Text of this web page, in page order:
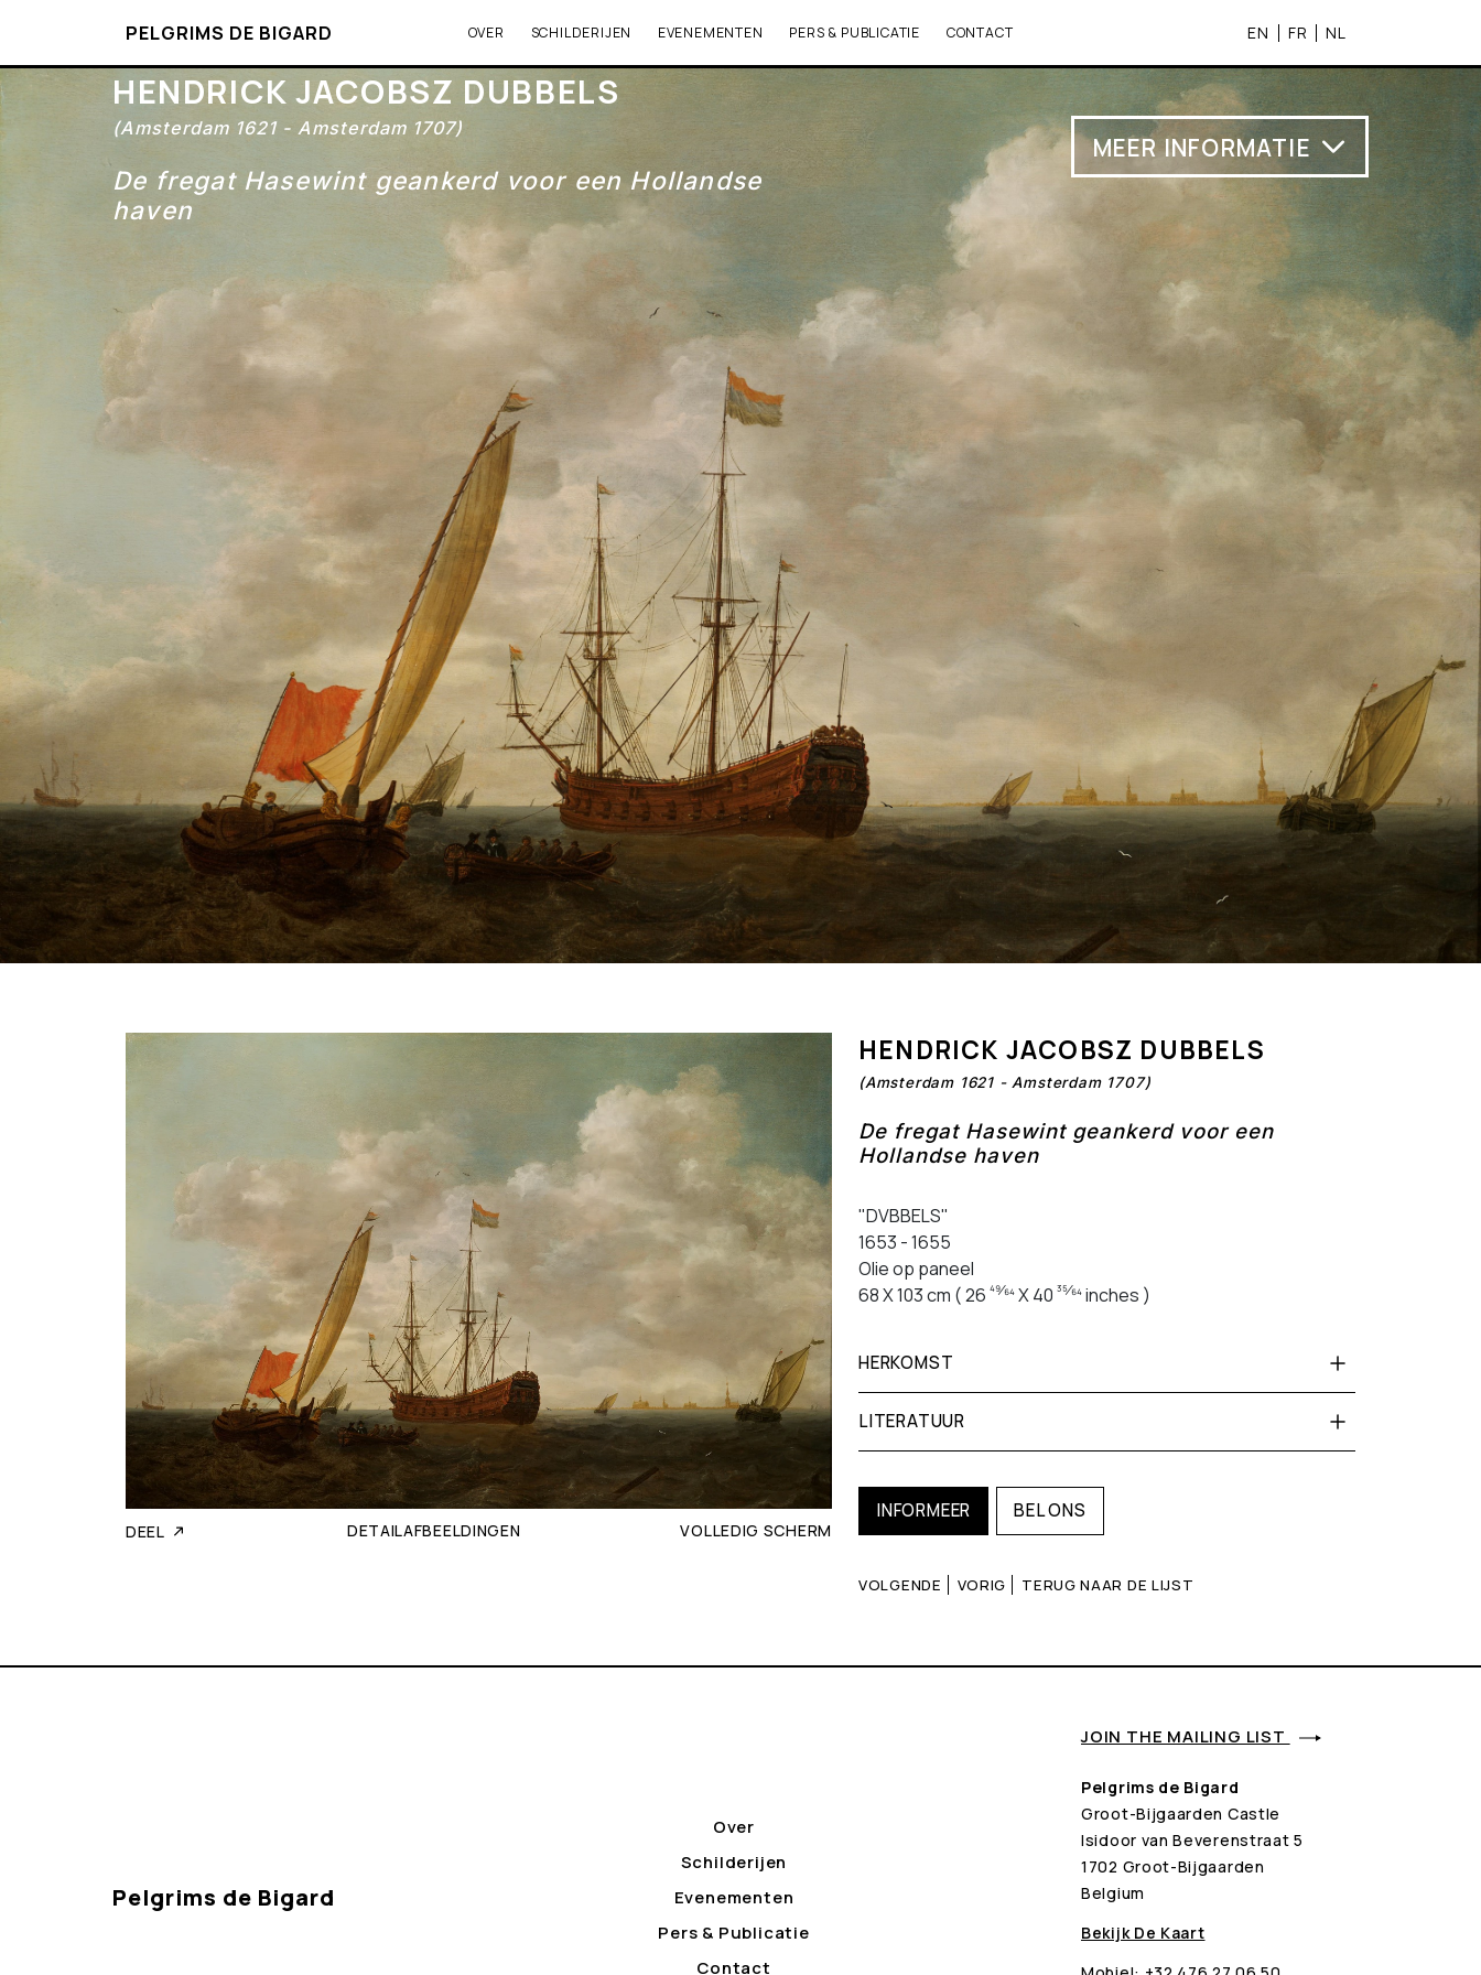
PELGRIMS DE BIGARD OVER SCHILDERIJEN EVENEMENTEN PERS & PUBLICATIE CONTACT EN FR NL
HENDRICK JACOBSZ DUBBELS
(Amsterdam 1621 - Amsterdam 1707)
De fregat Hasewint geankerd voor een Hollandse
haven
MEER INFORMATIE
DEEL DETAILAFBEELDINGEN VOLLEDIG SCHERM
HENDRICK JACOBSZ DUBBELS
(Amsterdam 1621 - Amsterdam 1707)
De fregat Hasewint geankerd voor een
Hollandse haven
"DVBBELS"
1653 - 1655
Olie op paneel
68 X 103 cm ( 26 49⁄64X 40 35⁄64inches )
HERKOMST
LITERATUUR
INFORMEER BEL ONS
VOLGENDE VORIG TERUG NAAR DE LIJST
Pelgrims de Bigard
Over
Schilderijen
Evenementen
Pers & Publicatie
Contact
JOIN THE MAILING LIST
Pelgrims de Bigard
Groot-Bijgaarden Castle
Isidoor van Beverenstraat 5
1702 Groot-Bijgaarden
Belgium
Bekijk De Kaart